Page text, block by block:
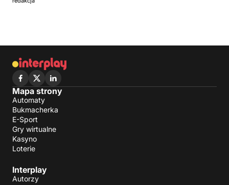
Mapa strony
Automaty
Bukmacherka
E-Sport
Gry wirtualne
Kasyno
Loterie
Interplay
Autorzy